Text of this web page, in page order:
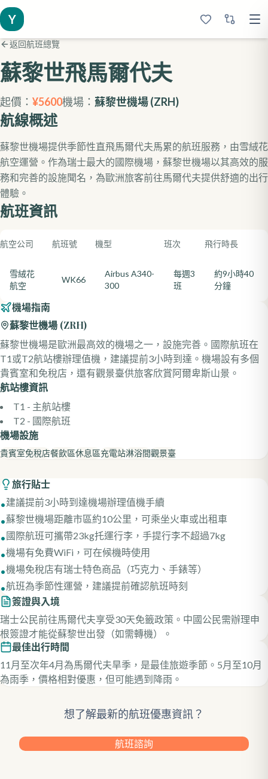
Y
返回航班總覽
蘇黎世飛馬爾代夫
起價： ¥5600機場： 蘇黎世機場(ZRH)
航線概述
蘇黎世機場提供季節性直飛馬爾代夫馬累的航班服務，由雪絨花
航空運營。作為瑞士最大的國際機場，蘇黎世機場以其高效的服
務和完善的設施聞名，為歐洲旅客前往馬爾代夫提供舒適的出行
體驗。
航班資訊
航空公司 航班號 機型 班次 飛行時長
雪絨花
航空
WK66
Airbus A340-
300
每週3
班
約9小時40
分鐘
機場指南
蘇黎世機場 (ZRH)
蘇黎世機場是歐洲最高效的機場之一，設施完善。國際航班在
T1或T2航站樓辦理值機，建議提前3小時到達。機場設有多個
貴賓室和免稅店，還有觀景臺供旅客欣賞阿爾卑斯山景。
航站樓資訊
T1 - 主航站樓
T2 - 國際航班
機場設施
貴賓室免稅店餐飲區休息區充電站淋浴間觀景臺
旅行貼士
•建議提前3小時到達機場辦理值機手續
•蘇黎世機場距離市區約10公里，可乘坐火車或出租車
•國際航班可攜帶23kg托運行李，手提行李不超過7kg
•機場有免費WiFi，可在候機時使用
•機場免稅店有瑞士特色商品（巧克力、手錶等）
•航班為季節性運營，建議提前確認航班時刻
簽證與入境
瑞士公民前往馬爾代夫享受30天免籤政策。中國公民需辦理申
根簽證才能從蘇黎世出發（如需轉機）。
最佳出行時間
11月至次年4月為馬爾代夫旱季，是最佳旅遊季節。5月至10月
為雨季，價格相對優惠，但可能遇到降雨。
想了解最新的航班優惠資訊？
航班諮詢